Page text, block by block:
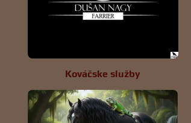
Kováčske služby